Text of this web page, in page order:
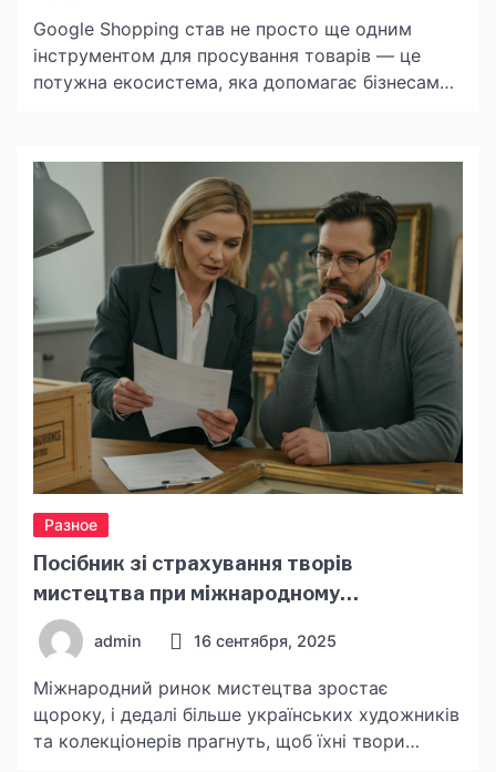
Google Shopping став не просто ще одним
інструментом для просування товарів — це
потужна екосистема, яка допомагає бізнесам
конкурентоспроможними навіть у
найскладніших нішах. Проте, щоб отримати
максимум від цієї платформи, недостатньо
просто «залити» фід товарів — важливо
грамотно налаштувати кампанії, оптимізувати їх
і, головне, забезпечити постійний супровід.
Mnews […]
Разное
Посібник зі страхування творів
мистецтва при міжнародному
пересиланні
admin 16 сентября, 2025
Міжнародний ринок мистецтва зростає
щороку, і дедалі більше українських художників
та колекціонерів прагнуть, щоб їхні твори